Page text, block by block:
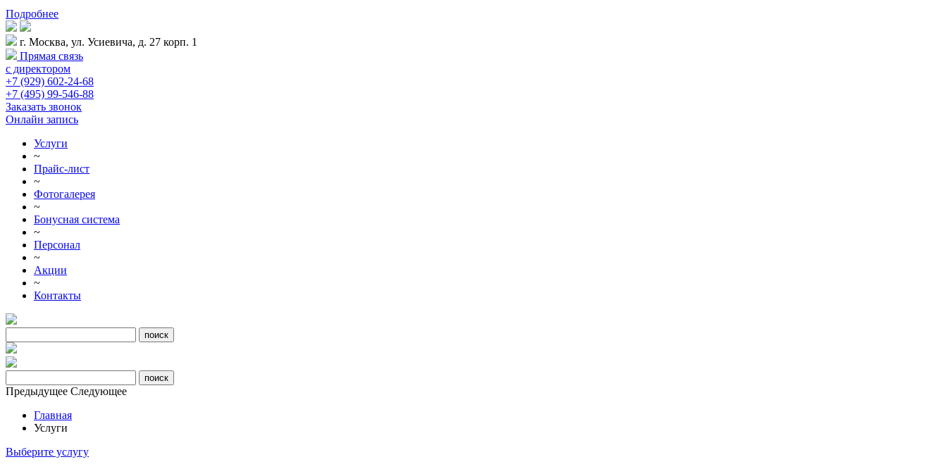
Подробнее
г. Москва, ул. Усиевича, д. 27 корп. 1
Прямая связь
с директором
+7 (929) 602-24-68
+7 (495) 99-546-88
Заказать звонок
Онлайн запись
Услуги
~
Прайс-лист
~
Фотогалерея
~
Бонусная система
~
Персонал
~
Акции
~
Контакты
Предыдущее Следующее
Главная
Услуги
Выберите услугу